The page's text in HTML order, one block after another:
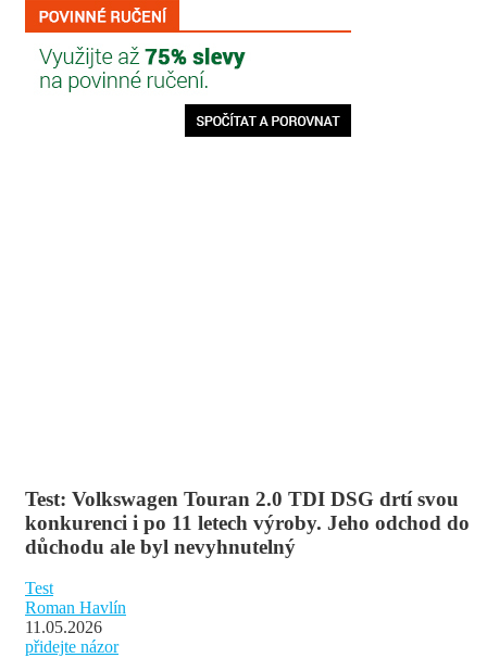
Test: Volkswagen Touran 2.0 TDI DSG drtí svou
konkurenci i po 11 letech výroby. Jeho odchod do
důchodu ale byl nevyhnutelný
Test
Roman Havlín
11.05.2026
přidejte názor